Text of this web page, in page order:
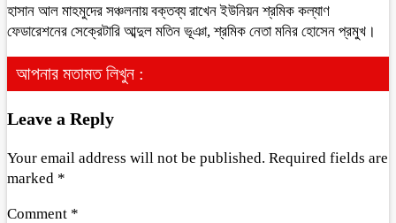
হাসান আল মাহমুদের সঞ্চলনায় বক্তব্য রাখেন ইউনিয়ন শ্রমিক কল্যাণ
ফেডারেশনের সেক্রেটারি আব্দুল মতিন ভূঞা, শ্রমিক নেতা মনির হোসেন প্রমুখ।
আপনার মতামত লিখুন :
Leave a Reply
Your email address will not be published. Required fields are
marked *
Comment *